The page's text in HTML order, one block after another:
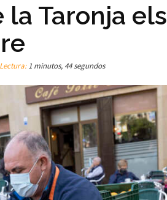
Taronja els
1 minutos, 44 segundos